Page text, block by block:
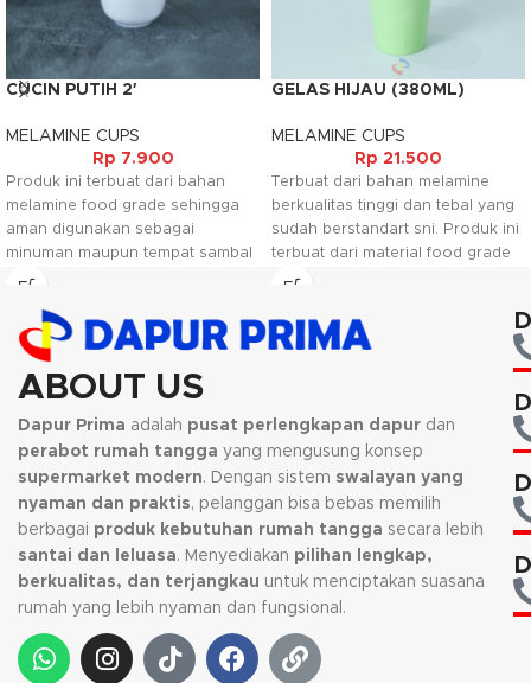
CUCIN PUTIH 2′
MELAMINE CUPS
Rp 7.900
Produk ini terbuat dari bahan
melamine food grade sehingga
aman digunakan sebagai
minuman maupun tempat sambal
dan juga terbuat dari bahan yang
berstandart sni.
GELAS HIJAU (380ML)
MELAMINE CUPS
Rp 21.500
Terbuat dari bahan melamine
berkualitas tinggi dan tebal yang
sudah berstandart sni. Produk ini
terbuat dari material food grade
sehingga aman digunakan untuk
barang juga mudah ditumpuk
saat tidak digunakan sehingga
menghemat ruang penyimpanan.
ABOUT US
Dapur Prima adalah pusat perlengkapan dapur dan
perabot rumah tangga yang mengusung konsep
supermarket modern. Dengan sistem swalayan yang
nyaman dan praktis, pelanggan bisa bebas memilih
berbagai produk kebutuhan rumah tangga secara lebih
santai dan leluasa. Menyediakan pilihan lengkap,
berkualitas, dan terjangkau untuk menciptakan suasana
rumah yang lebih nyaman dan fungsional.